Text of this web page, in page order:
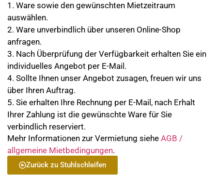
1. Ware sowie den gewünschten Mietzeitraum
auswählen.
2. Ware unverbindlich über unseren Online-Shop
anfragen.
3. Nach Überprüfung der Verfügbarkeit erhalten Sie ein
individuelles Angebot per E-Mail.
4. Sollte Ihnen unser Angebot zusagen, freuen wir uns
über Ihren Auftrag.
5. Sie erhalten Ihre Rechnung per E-Mail, nach Erhalt
Ihrer Zahlung ist die gewünschte Ware für Sie
verbindlich reserviert.
Mehr Informationen zur Vermietung siehe AGB /
allgemeine Mietbedingungen.
Zurück zu Stuhlschleifen